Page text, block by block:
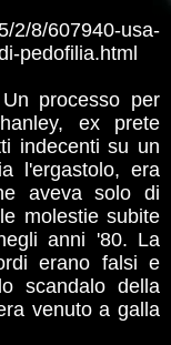
8/607940-usa-
pedofilia.html
processo per
ex prete
indecenti su un
l'ergastolo, era
aveva solo di
molestie subite
anni '80. La
erano falsi e
scandalo della
venuto a galla